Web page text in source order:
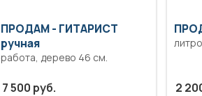
ПРОДАМ - ГИТАРИСТ
ручная
работа, дерево 46 см.
7 500 руб. 2